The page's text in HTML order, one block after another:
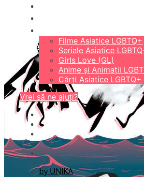
Filme Asiatice LGBTQ+
Seriale Asiatice
Girls Love (GL)
Anime și Animații
Cărți Asiatice LGBTQ+
Vrei să ne ajuți?
by UNIKA